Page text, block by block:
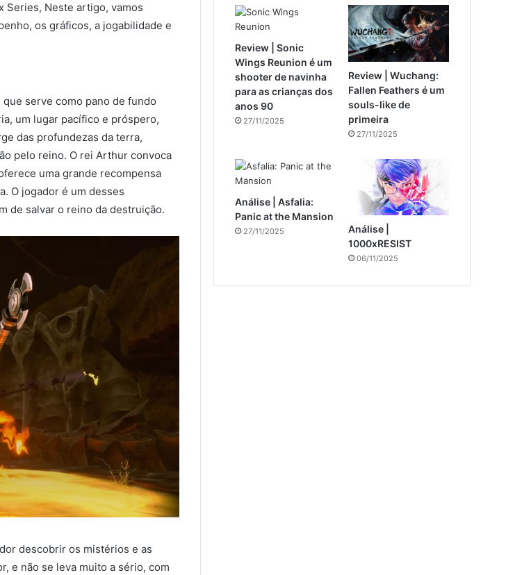
Series, Neste artigo, vamos
os gráficos, a jogabilidade e
serve como pano de fundo
um lugar pacífico e próspero,
das profundezas da terra,
pelo reino. O rei Arthur convoca
uma grande recompensa
O jogador é um desses
de salvar o reino da destruição.
descobrir os mistérios e as
e não se leva muito a sério, com
Review | Sonic
Wings Reunion é um
shooter de navinha
para as crianças dos
anos 90
27/11/2025
Review | Wuchang:
Fallen Feathers é um
souls-like de
primeira
27/11/2025
Análise | Asfalia:
Panic at the Mansion
27/11/2025
Análise |
1000xRESIST
06/11/2025